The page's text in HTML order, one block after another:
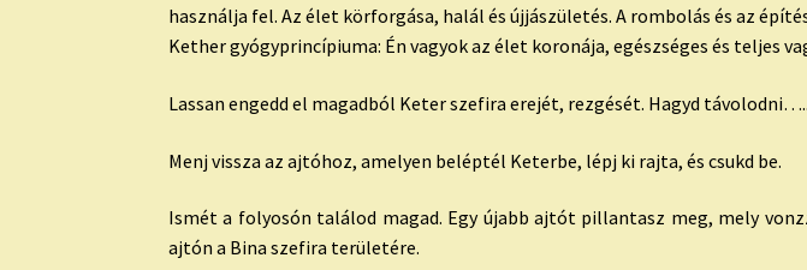
használja fel. Az élet körforgása, halál és újjászületés. A rombolás és az
Kether gyógyprincípiuma: Én vagyok az élet koronája, egészséges és teljes
Lassan engedd el magadból Keter szefira erejét, rezgését. Hagyd távolodni…..
Menj vissza az ajtóhoz, amelyen beléptél Keterbe, lépj ki rajta, és csukd be.
Ismét a folyosón találod magad. Egy újabb ajtót pillantasz meg, mely
ajtón a Bina szefira területére.